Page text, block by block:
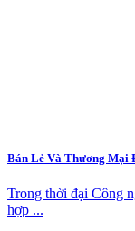
Bán Lẻ Và Thương Mại
Trong thời đại Công
hợp ...